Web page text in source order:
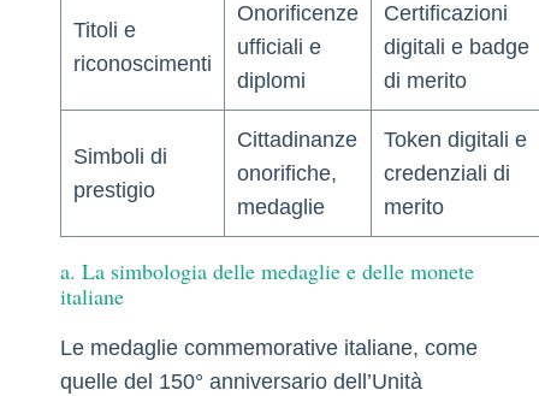
Titoli e
riconoscimenti
Onorificenze
ufficiali e
diplomi
Certificazioni
digitali e badge
di merito
Simboli di
prestigio
Cittadinanze
onorifiche,
medaglie
Token digitali e
credenziali di
merito
a. La simbologia delle medaglie e delle monete
italiane
Le medaglie commemorative italiane, come
quelle del 150° anniversario dell’Unità